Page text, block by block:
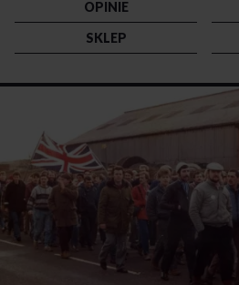
OPINIE
SKLEP